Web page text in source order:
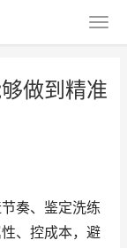
做到精准
奏、鉴定洗练
、控成本，避